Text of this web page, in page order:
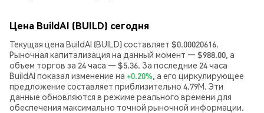
Цена BuildAI (BUILD) сегодня
Текущая цена BuildAI (BUILD) составляет $0.00020616.
Рыночная капитализация на данный момент — $988.00, а
объем торгов за 24 часа — $5.36. За последние 24 часа
BuildAI показал изменение на +0.20%, а его циркулирующее
предложение составляет приблизительно 4.79M. Эти
данные обновляются в режиме реального времени для
обеспечения максимально точной рыночной информации.